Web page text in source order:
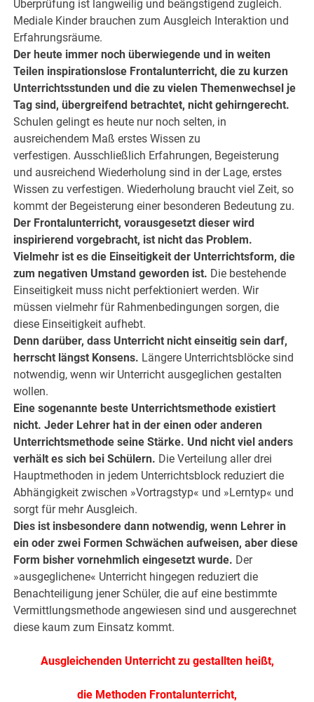
Überprüfung ist langweilig und beängstigend zugleich.
Mediale Kinder brauchen zum Ausgleich Interaktion und
Erfahrungsräume.
Der heute immer noch überwiegende und in weiten
Teilen inspirationslose Frontalunterricht, die zu kurzen
Unterrichtsstunden und die zu vielen Themenwechsel je
Tag sind, übergreifend betrachtet, nicht gehirngerecht.
Schulen gelingt es heute nur noch selten, in
ausreichendem Maß erstes Wissen zu
verfestigen. Ausschließlich Erfahrungen, Begeisterung
und ausreichend Wiederholung sind in der Lage, erstes
Wissen zu verfestigen. Wiederholung braucht viel Zeit, so
kommt der Begeisterung einer besonderen Bedeutung zu.
Der Frontalunterricht, vorausgesetzt dieser wird
inspirierend vorgebracht, ist nicht das Problem.
Vielmehr ist es die Einseitigkeit der Unterrichtsform, die
zum negativen Umstand geworden ist. Die bestehende
Einseitigkeit muss nicht perfektioniert werden. Wir
müssen vielmehr für Rahmenbedingungen sorgen, die
diese Einseitigkeit aufhebt.
Denn darüber, dass Unterricht nicht einseitig sein darf,
herrscht längst Konsens. Längere Unterrichtsblöcke sind
notwendig, wenn wir Unterricht ausgeglichen gestalten
wollen.
Eine sogenannte beste Unterrichtsmethode existiert
nicht. Jeder Lehrer hat in der einen oder anderen
Unterrichtsmethode seine Stärke. Und nicht viel anders
verhält es sich bei Schülern. Die Verteilung aller drei
Hauptmethoden in jedem Unterrichtsblock reduziert die
Abhängigkeit zwischen »Vortragstyp« und »Lerntyp« und
sorgt für mehr Ausgleich.
Dies ist insbesondere dann notwendig, wenn Lehrer in
ein oder zwei Formen Schwächen aufweisen, aber diese
Form bisher vornehmlich eingesetzt wurde. Der
»ausgeglichene« Unterricht hingegen reduziert die
Benachteiligung jener Schüler, die auf eine bestimmte
Vermittlungsmethode angewiesen sind und ausgerechnet
diese kaum zum Einsatz kommt.
Ausgleichenden Unterricht zu gestallten heißt,
die Methoden Frontalunterricht,